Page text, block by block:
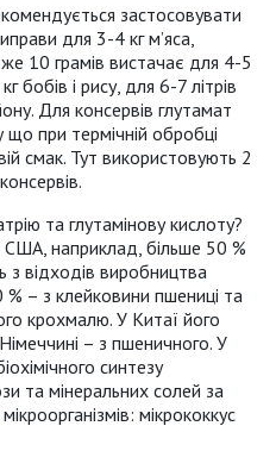
застосовувати
для 3-4 кг м’яса,
10 грамів вистачає для 4-5
бобів і рису, для 6-7 літрів
Для консервів глутамат
при термічній обробці
смак. Тут використовують 2
та глутамінову кислоту?
США, наприклад, більше 50 %
з відходів виробництва
– з клейковини пшениці та
крохмалю. У Китаї його
– з пшеничного. У
синтезу
та мінеральних солей за
мікрококкус